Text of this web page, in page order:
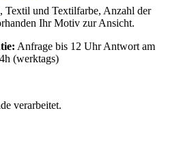
Textil und Textilfarbe, Anzahl der
Ihr Motiv zur Ansicht.
Anfrage bis 12 Uhr Antwort am
(werktags)
verarbeitet.